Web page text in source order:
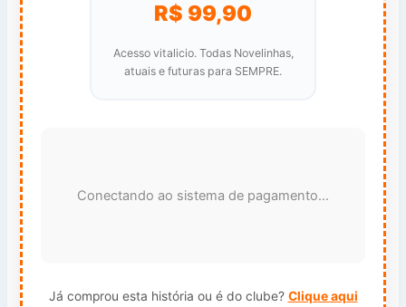
R$ 99,90
Acesso vitalicio. Todas Novelinhas,
atuais e futuras para SEMPRE.
Conectando ao sistema de pagamento...
Já comprou esta história ou é do clube? Clique aqui